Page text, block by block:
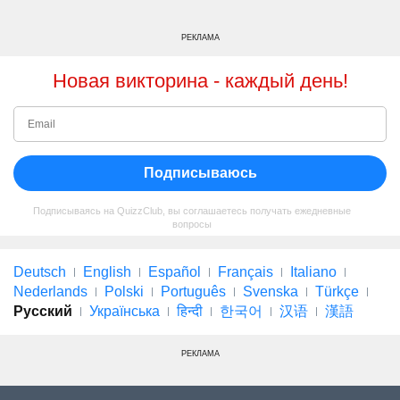
РЕКЛАМА
Новая викторина - каждый день!
Подписываюсь
Подписываясь на QuizzClub, вы соглашаетесь получать ежедневные
вопросы
Deutsch English Español Français
Italiano
Nederlands
Polski Português Svenska
Türkçe
Русский
Українська हिन्दी 한국어 汉语 漢語
РЕКЛАМА